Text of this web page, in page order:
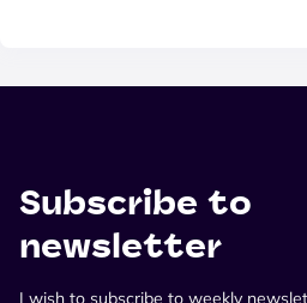
Subscribe to
newsletter
I wish to subscribe to weekly